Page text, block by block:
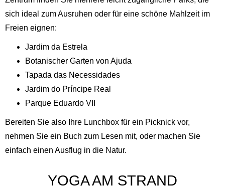
sich ideal zum Ausruhen oder für eine schöne Mahlzeit im
Freien eignen:
Jardim da Estrela
Botanischer Garten von Ajuda
Tapada das Necessidades
Jardim do Príncipe Real
Parque Eduardo VII
Bereiten Sie also Ihre Lunchbox für ein Picknick vor,
nehmen Sie ein Buch zum Lesen mit, oder machen Sie
einfach einen Ausflug in die Natur.
YOGA AM STRAND